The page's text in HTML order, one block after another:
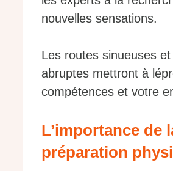
nouvelles sensations.
Les routes sinueuses
abruptes mettront à
compétences et votre
L’importance de
préparation